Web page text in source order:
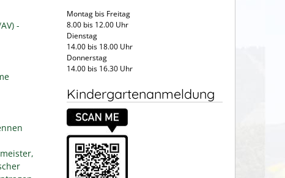
-
Montag bis Freitag
8.00 bis 12.00 Uhr
Dienstag
14.00 bis 18.00 Uhr
Donnerstag
14.00 bis 16.30 Uhr
Kindergartenanmeldung